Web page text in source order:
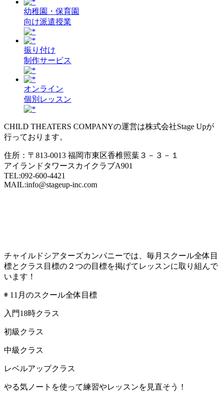
幼稚園・保育園
向け派遣授業
振り付け
制作サービス
オンライン
個別レッスン
CHILD THEATERS COMPANYの運営は株式会社Stage Upが
行っております。
住所：〒813-0013 福岡市東区香椎照葉３－３－１
アイランドタワースカイクラブA901
TEL:092-600-4421
MAIL:info@stageup-inc.com
チャイルドシアターズカンパニーでは、毎月スクール全体目
標とクラス目標の２つの目標を掲げてレッスンに取り組んで
います！
◉ 11月のスクール全体目標
入門18時クラス
初級クラス
中級クラス
レベルアップクラス
やる気ノートを使って練習やレッスンを見直そう！